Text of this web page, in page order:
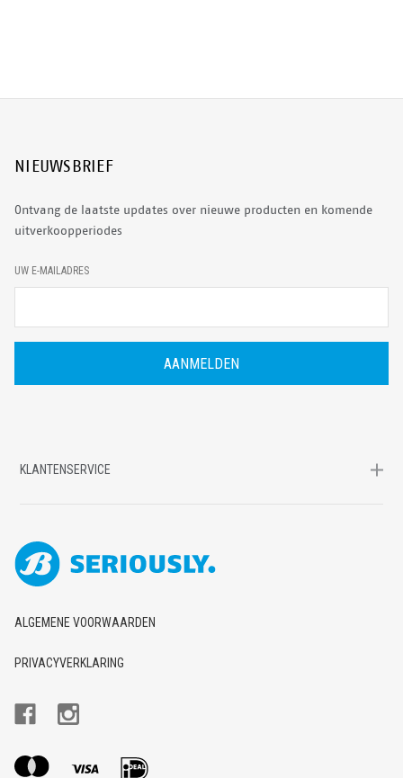
NIEUWSBRIEF
Ontvang de laatste updates over nieuwe producten en komende
uitverkoopperiodes
E
-
M
A
D
UW E-MAILADRES
KLANTENSERVICE
ALGEMENE VOORWAARDEN
PRIVACYVERKLARING